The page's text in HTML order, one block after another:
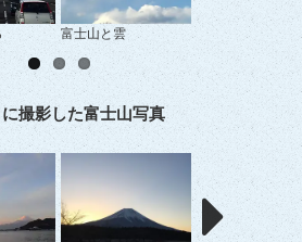
富士山と雲 大物と富士山
に撮影した富士山写真